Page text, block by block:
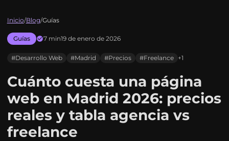
Inicio/Blog/Guías
Guías 7 min19 de enero de 2026
#Desarrollo Web #Madrid #Precios #Freelance +1
Cuánto cuesta una página
web en Madrid 2026: precios
reales y tabla agencia vs
freelance